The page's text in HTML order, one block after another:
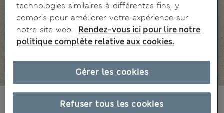
Tous les prix incluent les taxes et les frais de douanes
technologies similaires à différentes fins, y
compris pour améliorer votre expérience sur
notre site web.
Rendez-vous ici pour lire notre
politique complète relative aux cookies.
Refuser tous les cookies
Gérer les cookies